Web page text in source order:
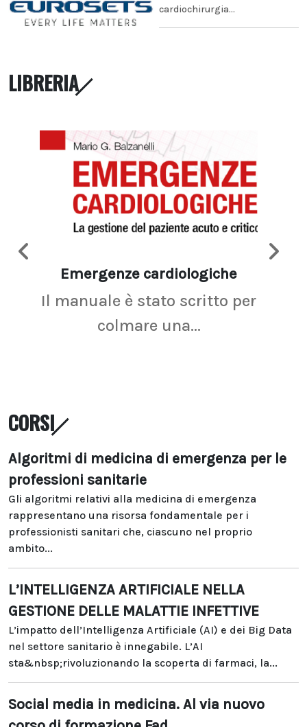
cardiochirurgia...
LIBRERIA
Emergenze cardiologiche
Il manuale è stato scritto per
colmare una...
CORSI
Algoritmi di medicina di emergenza per le
professioni sanitarie
Gli algoritmi relativi alla medicina di emergenza
rappresentano una risorsa fondamentale per i
professionisti sanitari che, ciascuno nel proprio
ambito...
L’INTELLIGENZA ARTIFICIALE NELLA
GESTIONE DELLE MALATTIE INFETTIVE
L’impatto dell’Intelligenza Artificiale (AI) e dei Big Data
nel settore sanitario è innegabile. L’AI
sta&nbsp;rivoluzionando la scoperta di farmaci, la...
Social media in medicina. Al via nuovo